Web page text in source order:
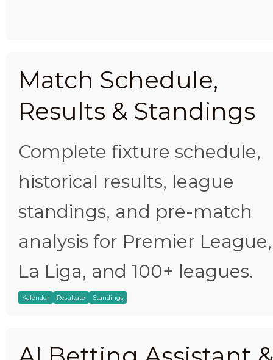
Match Schedule,
Results & Standings
Complete fixture schedule,
historical results, league
standings, and pre-match
analysis for Premier League,
La Liga, and 100+ leagues.
Kalender Resultate Standings